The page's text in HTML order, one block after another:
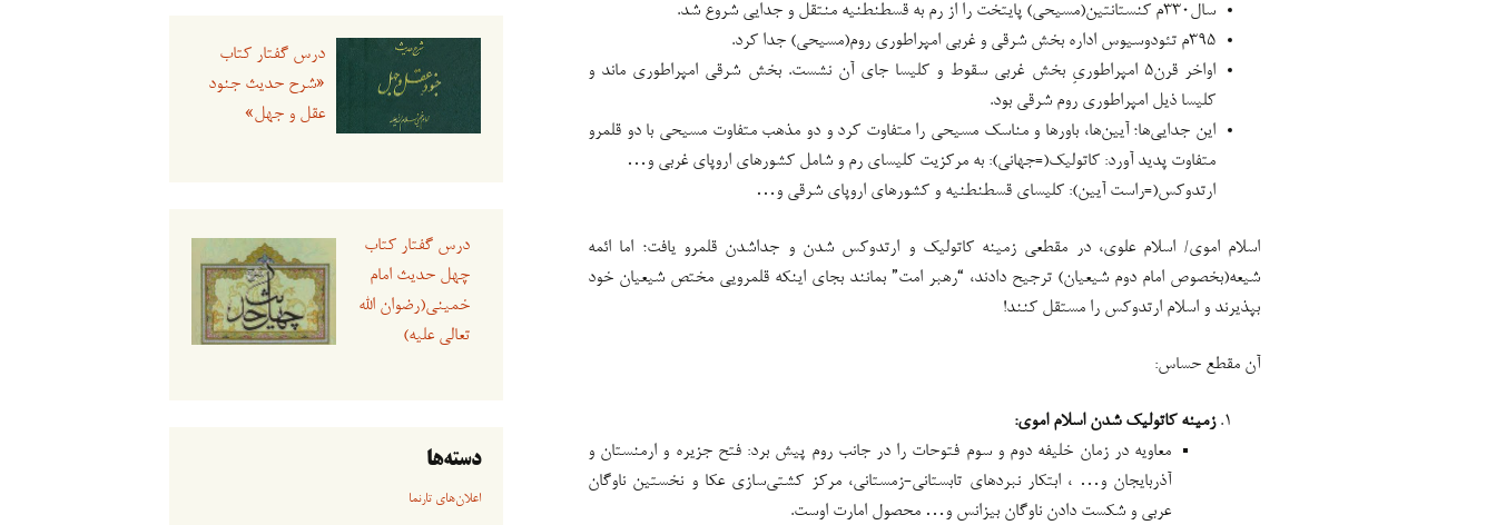
سال۳۳۰م کنستانتین(مسیحی) پایتخت را از رم به قسطنطنیه منتقل و جدایی شروع شد.
۳۹۵م تئودوسیوس اداره بخش شرقی و غربی امپراطوری روم(مسیحی) جدا کرد.
اواخر قرن۵ امپراطوریِ بخش غربی سقوط و کلیسا جای آن نشست. بخش شرقی امپراطوری ماند و
کلیسا ذیل امپراطوری روم شرقی بود.
این جدایی‌ها؛ آیین‌ها، باورها و مناسک مسیحی را متفاوت کرد و دو مذهب متفاوت مسیحی با دو قلمرو
متفاوت پدید آورد: کاتولیک(=جهانی): به مرکزیت کلیسای رم و شامل کشورهای اروپای غربی و…
ارتدوکس(=راست آیین): کلیسای قسطنطنیه و کشورهای اروپای شرقی و…
اسلام اموی/ اسلام علوی، در مقطعی زمینه کاتولیک و ارتدوکس شدن و جداشدن قلمرو یافت؛ اما ائمه
شیعه(بخصوص امام دوم شیعیان) ترجیح دادند، “رهبر امت” بمانند بجای اینکه قلمرویی مختص شیعیان خود
بپذیرند و اسلام ارتدوکس را مستقل کنند!
آن مقطع حساس:
زمینه کاتولیک شدن اسلام اموی:
معاویه در زمان خلیفه دوم و سوم فتوحات را در جانب روم پیش برد: فتح جزیره و ارمنستان و
آذربایجان و… ، ابتکار نبردهای تابستانی-زمستانی، مرکز کشتی‌سازی عکا و نخستین ناوگان
عربی و شکست دادن ناوگان بیزانس و… محصول امارت اوست.
درس گفتار کتاب
«شرح حدیث جنود
عقل و جهل»
درس گفتار کتاب
چهل حدیث امام
خمینی(رضوان الله
تعالی علیه)
دسته‌ها
اعلان‌های تارنما